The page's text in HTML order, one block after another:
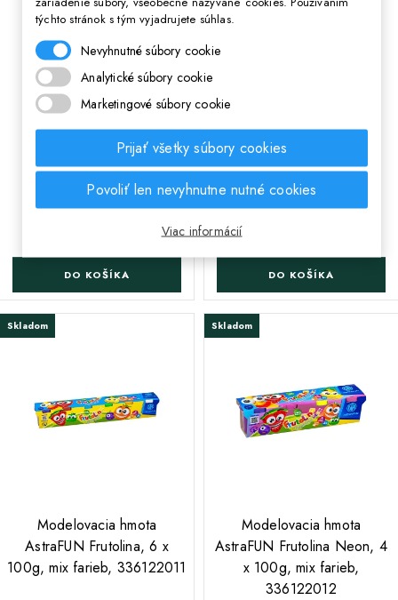
Modelovacia hmota
AstraFUN Frutolina, 1 x
100g, mix farieb,
336122009
DO KOŠÍKA
Modelovacia hmota
AstraFUN Frutolina, 4 x
100g, mix farieb,
336122010
DO KOŠÍKA
Skladom
Modelovacia hmota
AstraFUN Frutolina, 6 x
100g, mix farieb, 336122011
Skladom
Modelovacia hmota
AstraFUN Frutolina Neon, 4
x 100g, mix farieb,
336122012
týchto stránok s tým vyjadrujete súhlas.
Nevyhnutné súbory cookie
Analytické súbory cookie
Marketingové súbory cookie
Prijať všetky súbory cookies
Povoliť len nevyhnutne nutné cookies
Viac informácií